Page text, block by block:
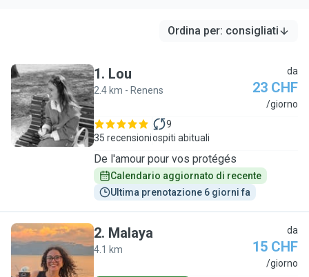
Ordina per: consigliati
L
1. Lou
2.4 km - Renens
da
23 CHF
/giorno
35 recensioni
9
ospiti abituali
De l'amour pour vos protégés
Calendario aggiornato di recente
Ultima prenotazione 6 giorni fa
M
2. Malaya
4.1 km
da
15 CHF
/giorno